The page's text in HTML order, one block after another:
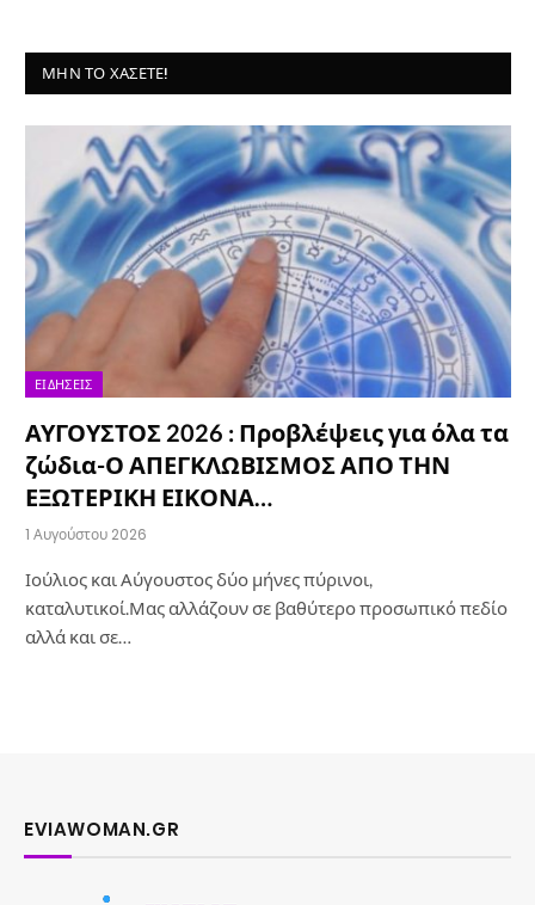
ΜΗΝ ΤΟ ΧΆΣΕΤΕ!
ΕΙΔΉΣΕΙΣ
ΑΥΓΟΥΣΤΟΣ 2026 : Προβλέψεις για όλα τα
ζώδια-Ο ΑΠΕΓΚΛΩΒΙΣΜΟΣ ΑΠΟ ΤΗΝ
ΕΞΩΤΕΡΙΚΗ ΕΙΚΟΝΑ…
1 Αυγούστου 2026
Ιούλιος και Αύγουστος δύο μήνες πύρινοι,
καταλυτικοί.Μας αλλάζουν σε βαθύτερο προσωπικό πεδίο
αλλά και σε…
EVIAWOMAN.GR